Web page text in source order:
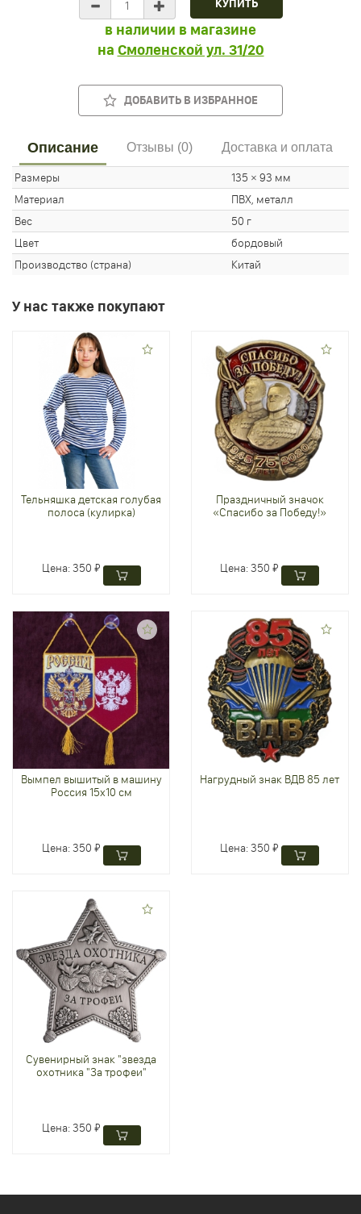
в наличии в магазине
на Смоленской ул. 31/20
ДОБАВИТЬ В ИЗБРАННОЕ
Описание Отзывы (0) Доставка и оплата
Размеры
135 × 93 мм
Материал
ПВХ, металл
Вес
50 г
Цвет
бордовый
Производство (страна)
Китай
У нас также покупают
Тельняшка детская голубая
полоса (кулирка)
Цена:350 ₽
Праздничный значок
«Спасибо за Победу!»
Цена:350 ₽
Вымпел вышитый в машину
Россия 15х10 см
Цена:350 ₽
Нагрудный знак ВДВ 85 лет
Цена:350 ₽
Сувенирный знак "звезда
охотника "За трофеи"
Цена:350 ₽